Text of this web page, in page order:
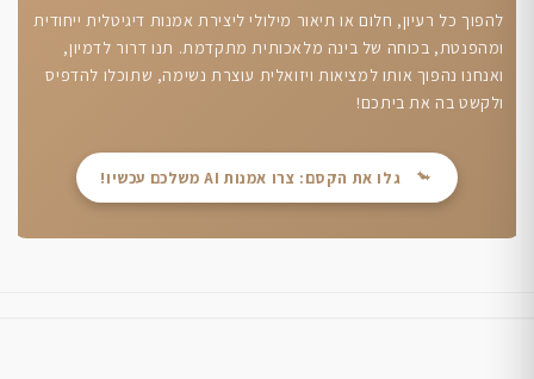
להפוך כל רעיון, חלום או תיאור מילולי ליצירת אמנות דיגיטלית ייחודית
ומהפנטת, בכוחה של בינה מלאכותית מתקדמת. תנו דרור לדמיון,
ואנחנו נהפוך אותו למציאות ויזואלית עוצרת נשימה, שתוכלו להדפיס
ולקשט בה את ביתכם!
גלו את הקסם: צרו אמנות AI משלכם עכשיו!